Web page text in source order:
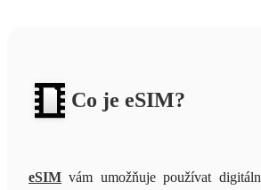
Co je eSIM?
eSIM vám umožňuje používat